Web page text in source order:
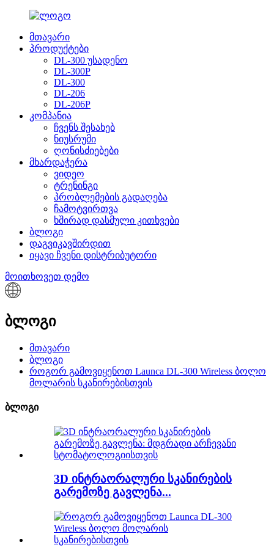
მთავარი
პროდუქტები
DL-300 უსადენო
DL-300P
DL-300
DL-206
DL-206P
კომპანია
ჩვენს შესახებ
ნიუსრუმი
ღონისძიებები
მხარდაჭერა
ვიდეო
ტრენინგი
პრობლემების გადაღება
ჩამოტვირთვა
ხშირად დასმული კითხვები
ბლოგი
დაგვიკავშირდით
იყავი ჩვენი დისტრიბუტორი
მოითხოვეთ დემო
ბლოგი
მთავარი
ბლოგი
როგორ გამოვიყენოთ Launca DL-300 Wireless ბოლო
მოლარის სკანირებისთვის
ბლოგი
3D ინტრაორალური სკანირების
გარემოზე გავლენა...